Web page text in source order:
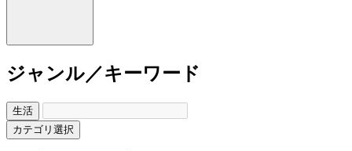
ジャンル／キーワード
生活
カテゴリ選択